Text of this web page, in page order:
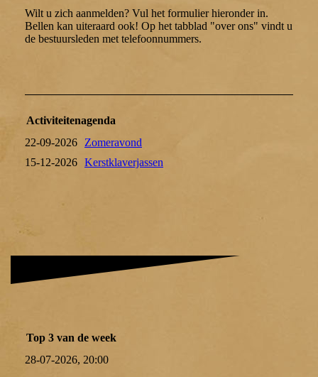
Wilt u zich aanmelden? Vul het formulier hieronder in.
Bellen kan uiteraard ook! Op het tabblad "over ons" vindt u
de bestuursleden met telefoonnummers.
Activiteitenagenda
22-09-2026
Zomeravond
15-12-2026 Kerstklaverjassen
Top 3 van de week
28-07-2026, 20:00